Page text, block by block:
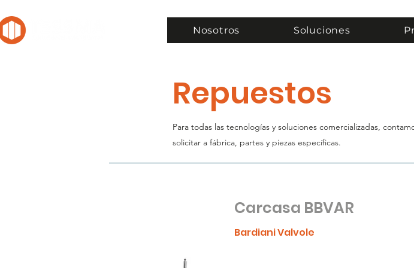
Nosotros Soluciones
Repuestos
Para todas las tecnologías y soluciones comercializadas,
solicitar a fábrica, partes y piezas específicas.
Carcasa BBVAR
Bardiani Valvole